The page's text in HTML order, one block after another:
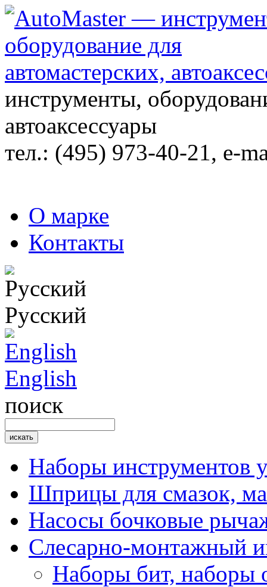
инструменты,
автоаксессуары
тел.: (495) 973-40-21, e-
О марке
Контакты
Русский
English
поиск
Наборы инструментов
Шприцы для смазок,
Насосы бочковые
Слесарно-монтажный
Наборы бит, наборы